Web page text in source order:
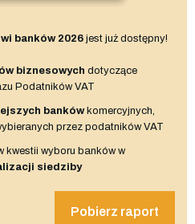
banków 2026 jest już dostępny!
biznesowych dotyczące
Podatników VAT
bankówkomercyjnych,
przez podatników VAT
kwestii wyboru banków w
siedziby
Pobierz raport